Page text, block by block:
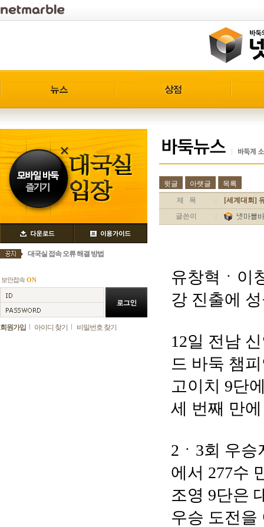
대국실 접속 오류 해결 방법
보안접속 ON
회원가입 아이디 찾기 비밀번호 찾기
윗글 아랫글
목록
제 목
[세계대회]
글쓴이
유창혁ㆍ이
강 진출에
12일 전남
드 바둑 챔
고이치 9단
세 번째 만
2ㆍ3회 우승
에서 277수
조영 9단은
우승 도전을